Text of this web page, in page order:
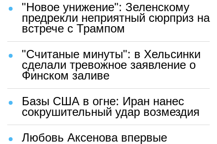
"Новое унижение": Зеленскому
предрекли неприятный сюрприз на
встрече с Трампом
"Считаные минуты": в Хельсинки
сделали тревожное заявление о
Финском заливе
Базы США в огне: Иран нанес
сокрушительный удар возмездия
Любовь Аксенова впервые